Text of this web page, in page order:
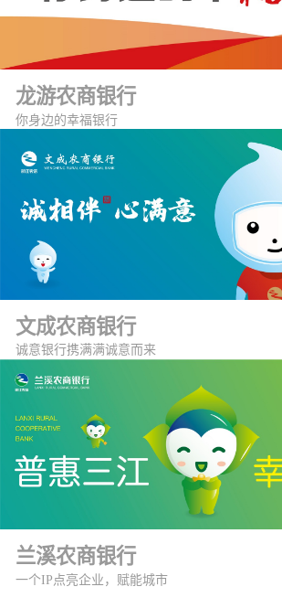
龙游农商银行
你身边的幸福银行
文成农商银行
诚意银行携满满诚意而来
兰溪农商银行
一个IP点亮企业，赋能城市